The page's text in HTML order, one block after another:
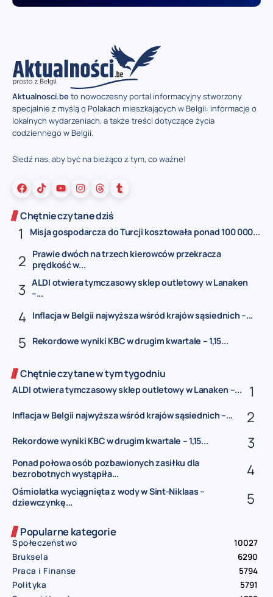
Aktualnosci.beto nowoczesny portal informacyjny stworzony
specjalnie z myślą o Polakach mieszkających w Belgii: informacje o
lokalnych wydarzeniach, a także treści dotyczące życia
codziennego w Belgii.
Śledź nas, aby być na bieżąco z tym, co ważne!
Chętnie czytane dziś
Misja gospodarcza do Turcji kosztowała ponad 100 000...
Prawie dwóch na trzech kierowców przekracza
prędkość w...
ALDI otwiera tymczasowy sklep outletowy w Lanaken
–...
Inflacja w Belgii najwyższa wśród krajów sąsiednich –...
Rekordowe wyniki KBC w drugim kwartale – 1,15...
Chętnie czytane w tym tygodniu
ALDI otwiera tymczasowy sklep outletowy w Lanaken –...
Inflacja w Belgii najwyższa wśród krajów sąsiednich –...
Rekordowe wyniki KBC w drugim kwartale – 1,15...
Ponad połowa osób pozbawionych zasiłku dla
bezrobotnych wystąpiła...
Ośmiolatka wyciągnięta z wody w Sint-Niklaas –
dziewczynkę...
Popularne kategorie
Społeczeństwo
10027
Bruksela
6290
Praca i Finanse
5794
Polityka
5791